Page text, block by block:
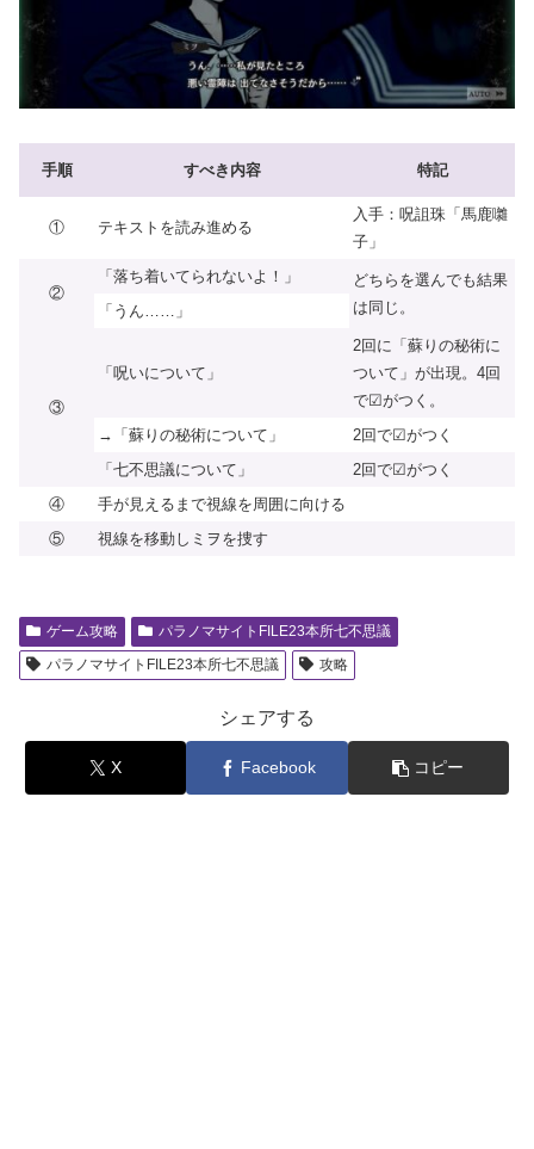
手順 すべき内容 特記
① テキストを読み進める
入手：呪詛珠「馬鹿囃
子」
②
「落ち着いてられないよ！」
どちらを選んでも結果
は同じ。
「うん……」
③
「呪いについて」
2回に「蘇りの秘術に
ついて」が出現。4回
で☑がつく。
→「蘇りの秘術について」
2回で☑がつく
「七不思議について」
2回で☑がつく
④
手が見えるまで視線を周囲に向ける
⑤
視線を移動しミヲを捜す
ゲーム攻略
パラノマサイトFILE23本所七不思議
パラノマサイトFILE23本所七不思議
攻略
シェアする
X Facebook コピー